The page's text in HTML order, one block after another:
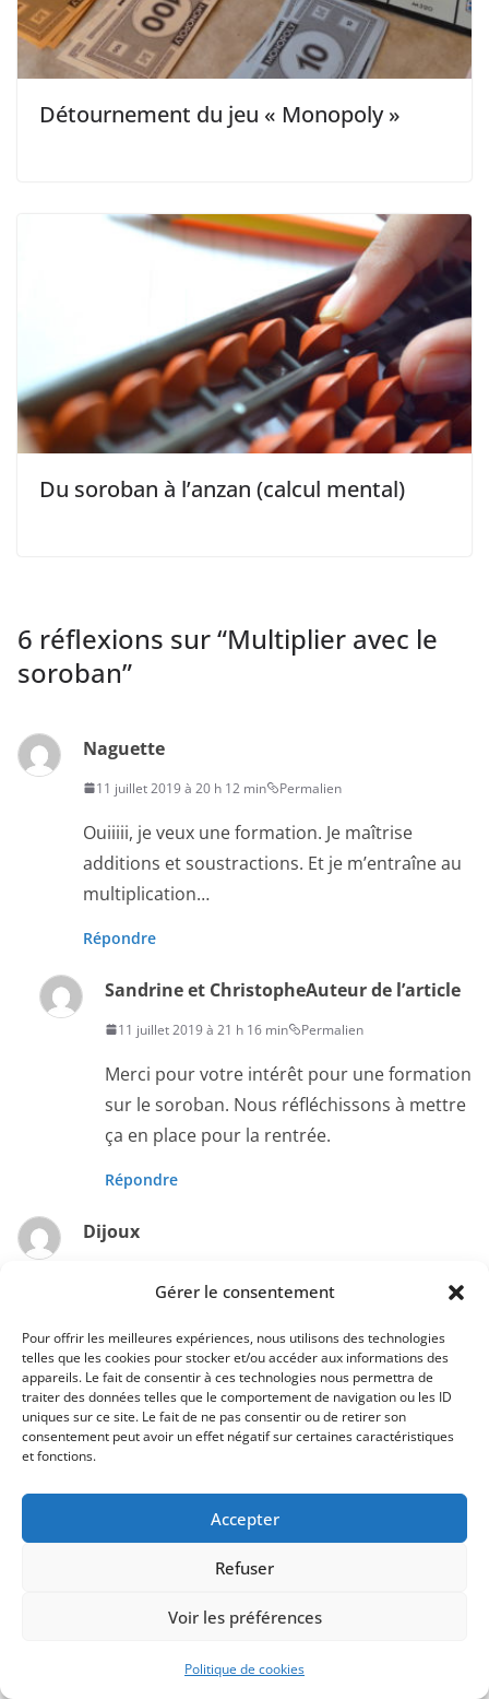
Gérer le consentement
Pour offrir les meilleures expériences, nous utilisons des technologies
telles que les cookies pour stocker et/ou accéder aux informations des
appareils. Le fait de consentir à ces technologies nous permettra de
traiter des données telles que le comportement de navigation ou les ID
uniques sur ce site. Le fait de ne pas consentir ou de retirer son
consentement peut avoir un effet négatif sur certaines caractéristiques
et fonctions.
Accepter
Refuser
Voir les préférences
Politique de cookies
Détournement du jeu « Monopoly »
Du soroban à l’anzan (calcul mental)
6 réflexions sur “Multiplier avec le
soroban”
Naguette
11 juillet 2019 à 20 h 12 min Permalien
Ouiiiii, je veux une formation. Je maîtrise
additions et soustractions. Et je m’entraîne au
multiplication…
Répondre
Sandrine et ChristopheAuteur de l’article
11 juillet 2019 à 21 h 16 min Permalien
Merci pour votre intérêt pour une formation
sur le soroban. Nous réfléchissons à mettre
ça en place pour la rentrée.
Répondre
Dijoux
soustractions mais je rame avec les
multiplications …….snif !
Je me trompe tout le temps de colonne.
Répondre
8 octobre 2019 à 17 h 39 min Permalien
cette méthode… c’est ardu mais j’y arriverai…